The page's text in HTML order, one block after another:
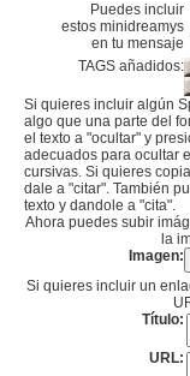
Puedes incluir
estos minidreamys
en tu mensaje
TAGS añadidos:
Si quieres incluir algún
algo que una parte del
el texto a "ocultar" y
adecuados para ocultar
cursivas. Si quieres
dale a "citar". También
texto y dandole a "cita".
Ahora puedes subir
la
Imagen:
Si quieres incluir un
Título:
URL: